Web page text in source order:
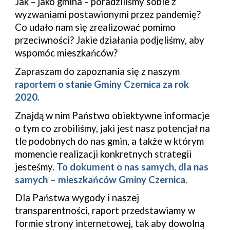
wyzwaniami postawionymi przez pandemię?
Co udało nam się zrealizować pomimo
przeciwności? Jakie działania podjęliśmy, aby
wspomóc mieszkańców?
raportem o stanie Gminy Czernica za rok
2020.
Znajdą w nim Państwo obiektywne informacje
o tym co zrobiliśmy, jaki jest nasz potencjał na
tle podobnych do nas gmin, a także w którym
momencie realizacji konkretnych strategii
jesteśmy. To dokument o nas samych, dla nas
samych – mieszkańców Gminy Czernica.
Dla Państwa wygody i naszej
transparentności, raport przedstawiamy w
formie strony internetowej, tak aby dowolną